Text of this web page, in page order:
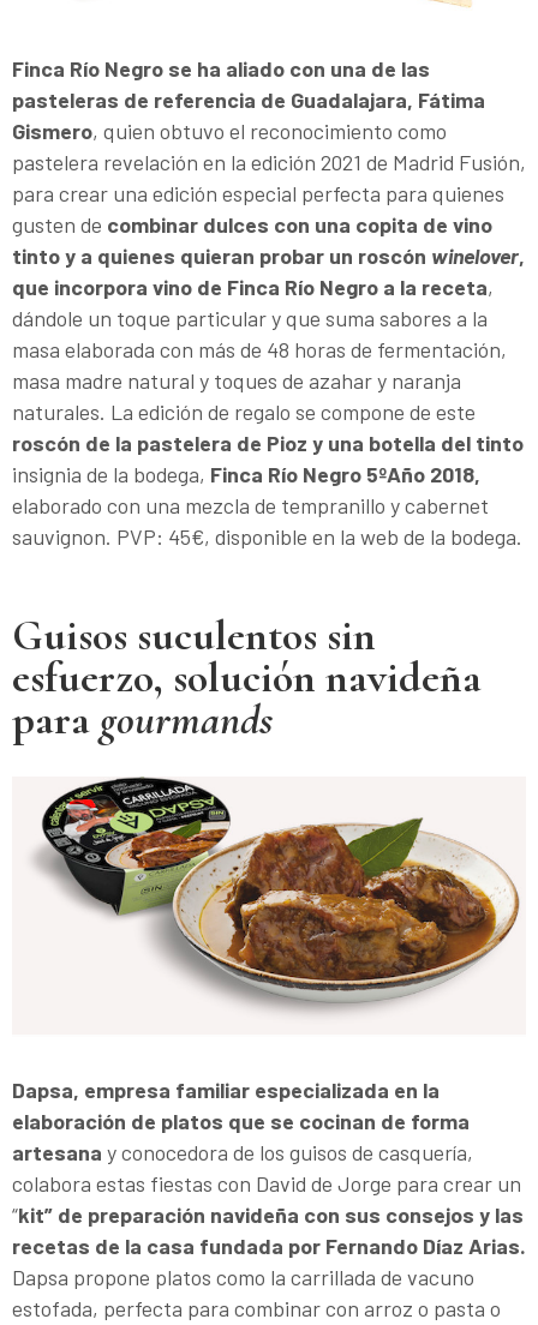
Finca Río Negro se ha aliado con una de las
pasteleras de referencia de Guadalajara, Fátima
Gismero, quien obtuvo el reconocimiento como
pastelera revelación en la edición 2021 de Madrid Fusión,
para crear una edición especial perfecta para quienes
gusten de combinar dulces con una copita de vino
tinto y a quienes quieran probar un roscón winelover,
que incorpora vino de Finca Río Negro a la receta,
dándole un toque particular y que suma sabores a la
masa elaborada con más de 48 horas de fermentación,
masa madre natural y toques de azahar y naranja
naturales. La edición de regalo se compone de este
roscón de la pastelera de Pioz y una botella del tinto
insignia de la bodega, Finca Río Negro 5ºAño 2018,
elaborado con una mezcla de tempranillo y cabernet
sauvignon. PVP: 45€, disponible en la web de la bodega.
Guisos suculentos sin
esfuerzo, solución navideña
para gourmands
Dapsa, empresa familiar especializada en la
elaboración de platos que se cocinan de forma
artesana y conocedora de los guisos de casquería,
colabora estas fiestas con David de Jorge para crear un
“kit” de preparación navideña con sus consejos y las
recetas de la casa fundada por Fernando Díaz Arias.
Dapsa propone platos como la carrillada de vacuno
estofada, perfecta para combinar con arroz o pasta o